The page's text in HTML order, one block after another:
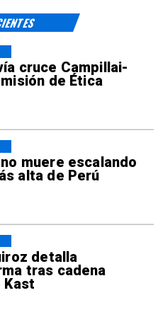
cruce Campillai-
de Ética
muere escalando
alta de Perú
detalla
tras cadena
Kast